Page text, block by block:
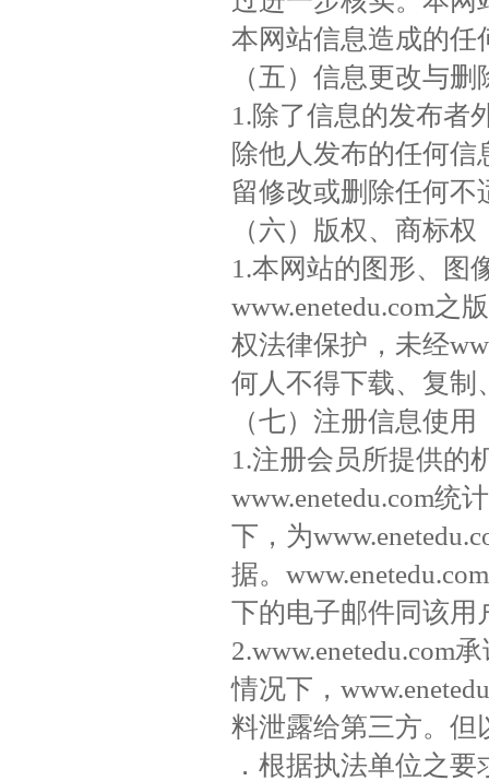
本网站信息造成的任
（五）信息更改与删
1.除了信息的发布者
除他人发布的任何
留修改或删除任何不
（六）版权、商标权
1.本网站的图形、图
www.enetedu.com之
权法律保护，未经
何人不得下载、复制
（七）注册信息使用
1.注册会员所提供的
www.enetedu.com统
下，为
据。
下的电子邮件同该用
2.www.enetedu.com
情况下，
料泄露给第三方。但
．根据执法单位之